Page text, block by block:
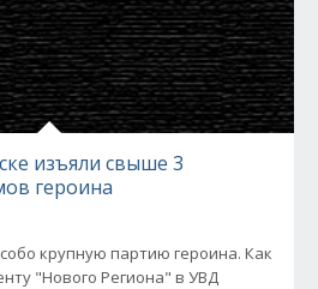
изъяли свыше 3
героина
крупную партию героина. Как
"Нового Региона" в УВД